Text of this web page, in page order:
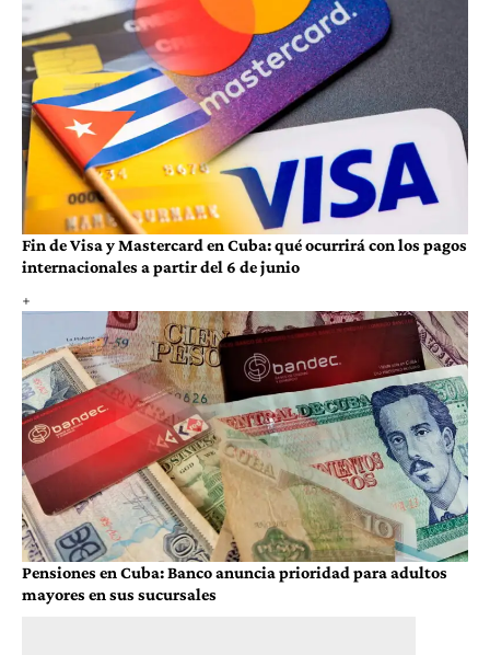
Fin de Visa y Mastercard en Cuba: qué ocurrirá con los pagos
internacionales a partir del 6 de junio
Pensiones en Cuba: Banco anuncia prioridad para adultos
mayores en sus sucursales